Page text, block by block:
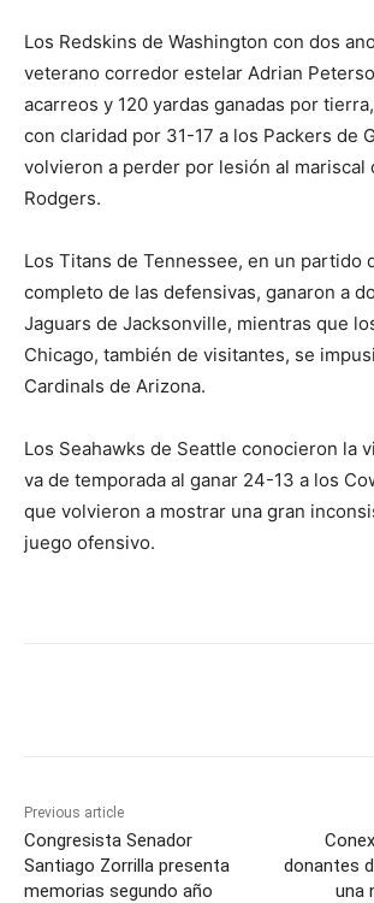
Los Redskins de Washington con dos
veterano corredor estelar Adrian
acarreos y 120 yardas ganadas por
con claridad por 31-17 a los Packers de
volvieron a perder por lesión al mariscal
Rodgers.
Los Titans de Tennessee, en un partido
completo de las defensivas, ganaron a
Jaguars de Jacksonville, mientras que
Chicago, también de visitantes, se
Cardinals de Arizona.
Los Seahawks de Seattle conocieron la
va de temporada al ganar 24-13 a los
que volvieron a mostrar una gran
juego ofensivo.
Previous article
Congresista Senador
Santiago Zorrilla presenta
memorias segundo año
donantes
una